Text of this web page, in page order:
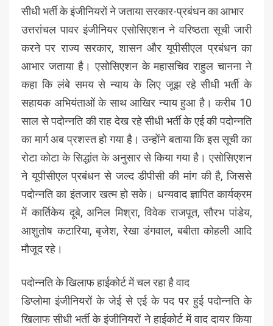
सीधी भर्ती के इंजीनियरों ने जताया सरकार-प्रबंधन का आभार
उत्तरांचल पावर इंजीनियर एसोसिएशन ने वरिष्ठता सूची जारी
करने पर राज्य सरकार, शासन और यूपीसीएल प्रबंधन का
आभार जताया है। एसोसिएशन के महासचिव राहुल चानना ने
कहा कि लंबे समय से न्याय के लिए जूझ रहे सीधी भर्ती के
सहायक अभियंताओं के साथ आखिर न्याय हुआ है। करीब 10
साल से पदोन्नति की राह देख रहे सीधी भर्ती के एई की पदोन्नति
का मार्ग अब प्रशस्त हो गया है। उन्होंने बताया कि इस सूची का
रोटा कोटा के सिद्धांत के अनुसार से किया गया है। एसोसिएशन
ने यूपीसीएल प्रबंधन से जल्द डीपीसी की मांग की है, जिससे
पदोन्नति का इंतजार खत्म हो सके। धन्यवाद ज्ञापित कार्यक्रम
में कार्तिकेय दूबे, अनिल मिश्रा, विवेक राजपूत, सौरभ पांडेय,
आशुतोष कटारिया, बृजेश, रेखा डंगवाल, बबीता कोहली आदि
मौजूद रहे।
पदोन्नति के खिलाफ हाईकोर्ट में चल रहा है वाद
डिप्लोमा इंजीनियरों के जेई से एई के पद पर हुई पदोन्नति के
खिलाफ सीधी भर्ती के इंजीनियरों ने हाईकोर्ट में वाद दायर किया